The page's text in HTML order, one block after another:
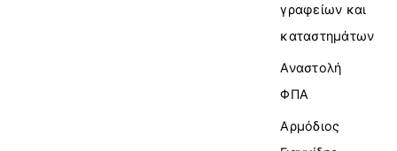
γραφείων και
καταστημάτων
Αναστολή
ΦΠΑ
Αρμόδιος